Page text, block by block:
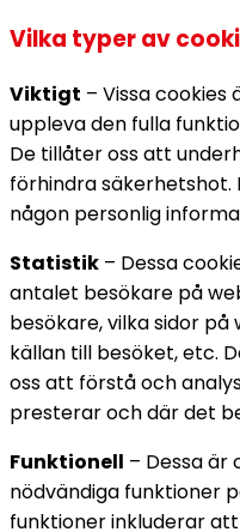
Vilka typer av
Viktigt – Vissa cookies
uppleva den fulla
De tillåter oss att
förhindra säkerhetshot.
någon personlig
Statistik – Dessa
antalet besökare på
besökare, vilka sidor
källan till besöket, etc.
oss att förstå och
presterar och där det
Funktionell – Dessa är
nödvändiga funktioner
funktioner inkluderar